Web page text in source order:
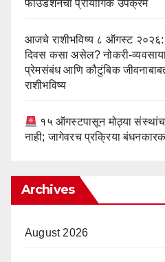
फाउंडेशनचा प्रायोगिक उपक्रम
आजचे राशीभविष्य ८ ऑगस्ट २०२६:
दिवस कसा असेल? नोकरी-
प्रेमसंबंध आणि कौटुंबिक
राशीभविष्य
१५ ऑगस्टपासून मोठ्या
नाही; जागेवरच प्रक्रिया
Archives
August 2026